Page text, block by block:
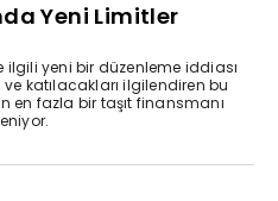
Yeni Limitler
yeni bir düzenleme iddiası
katılacakları ilgilendiren bu
en fazla bir taşıt finansmanı